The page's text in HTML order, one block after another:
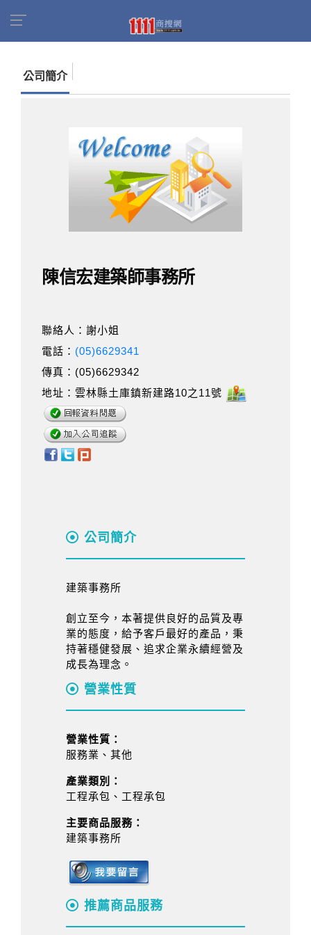
公司簡介
陳信宏建築師事務所
聯絡人：謝小姐
電話： (05)6629341
傳真：(05)6629342
地址：雲林縣土庫鎮新建路10之11號
公司簡介
建築事務所
創立至今，本著提供良好的品質及專
業的態度，給予客戶最好的產品，秉
持著穩健發展、追求企業永續經營及
成長為理念。
營業性質
營業性質：
服務業、其他
產業類別：
工程承包、工程承包
主要商品服務：
建築事務所
推薦商品服務